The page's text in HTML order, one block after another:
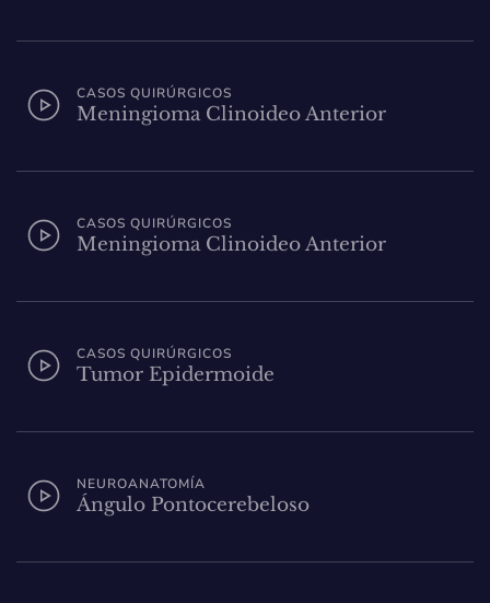
CASOS QUIRÚRGICOS
Meningioma Clinoideo Anterior
CASOS QUIRÚRGICOS
Meningioma Clinoideo Anterior
CASOS QUIRÚRGICOS
Tumor Epidermoide
NEUROANATOMÍA
Ángulo Pontocerebeloso